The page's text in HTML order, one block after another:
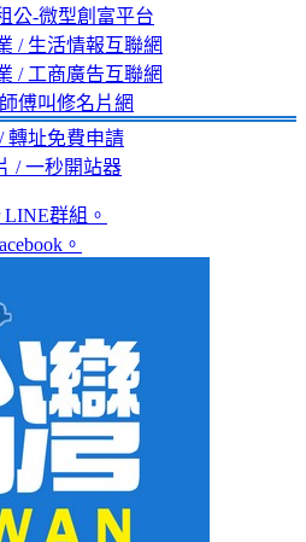
公-微型創富平台
/ 生活情報互聯網
/ 工商廣告互聯網
傅叫修名片網
轉址免費申請
/ 一秒開站器